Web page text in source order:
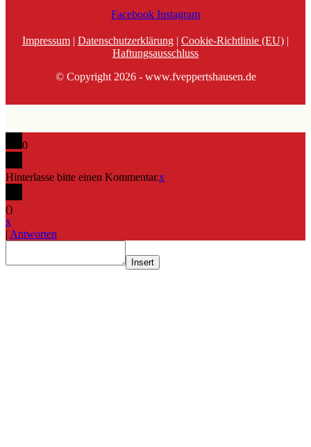
Facebook Instagram
Impressum | Datenschutzerklärung | Cookie-Richtlinie (EU) |
Haftungsausschluss
© Copyright 2026 - www.fveppertshausen.de
0
Hinterlasse bitte einen Kommentar.x
()
x
| Antworten
Insert